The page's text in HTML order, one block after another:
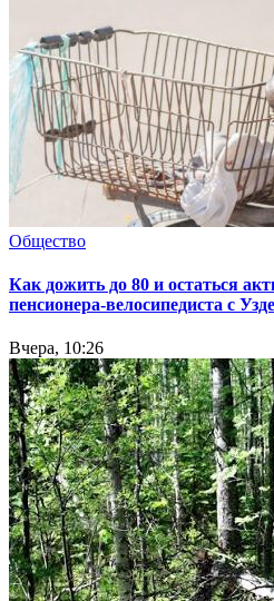
Общество
Как дожить до 80 и остаться
пенсионера-велосипедиста с
Вчера, 10:26